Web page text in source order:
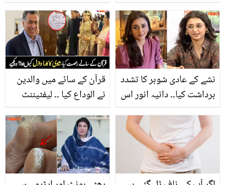
نظر انداز نہ کریں بلکہ
جانیں ان کو گورا اور
خوبصورت بنانے کا آسان
طریقہ کیا ہے؟
لگے؟
قرآن کے سائے میں والدین
نے الوداع کیا ۔۔ لیفٹیننٹ
بیٹی کی شادی، سادہ سا
کارڈ وائرل کیوں ہو گیا؟
دیکھیے
نشے کے عادی شوہر کا تشدد
برداشت کیا۔۔ دانیہ انور اس
نبھاتی رہیں؟ اپنی مجبوری
بیان کردی